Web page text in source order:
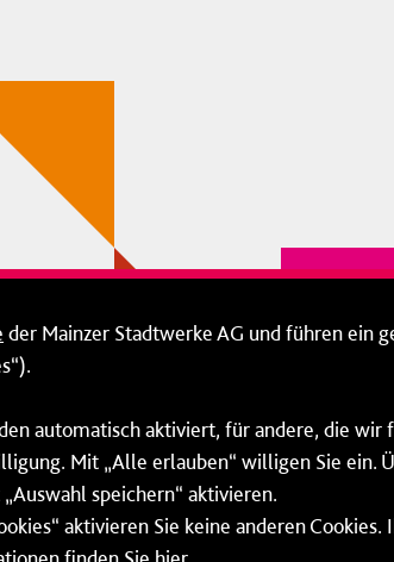
der Mainzer Stadtwerke AG und führen ein
automatisch aktiviert, für andere, die wir
Mit „Alle erlauben“ willigen Sie ein.
speichern“ aktivieren.
aktivieren Sie keine anderen